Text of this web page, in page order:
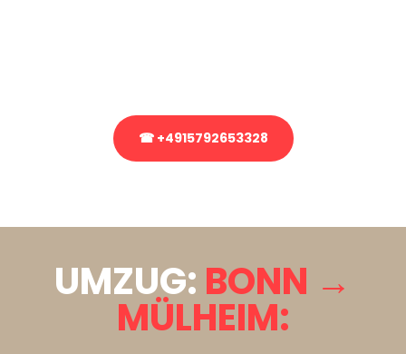
☎ +4915792653328
UMZUG: BONN →
MÜLHEIM: